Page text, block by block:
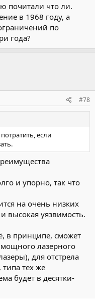
почитали что ли.
в 1968 году, а
по
года?
#78
если
и упорно, так что
на очень низких
высокая уязвимость.
в принципе, сможет
лазерного
для отстрела
тех же
будет в десятки-